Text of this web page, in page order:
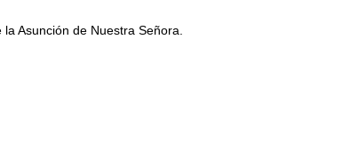
Asunción de Nuestra Señora.